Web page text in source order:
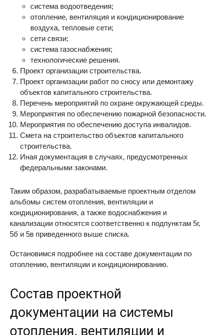
система водоотведения;
отопление, вентиляция и кондиционирование
воздуха, тепловые сети;
сети связи;
система газоснабжения;
технологические решения.
Проект организации строительства.
Проект организации работ по сносу или демонтажу
объектов капитального строительства.
Перечень мероприятий по охране окружающей среды.
Мероприятия по обеспечению пожарной безопасности.
Мероприятия по обеспечению доступа инвалидов.
Смета на строительство объектов капитального
строительства.
Иная документация в случаях, предусмотренных
федеральными законами.
Таким образом, разрабатываемые проектным отделом
альбомы систем отопления, вентиляции и
кондиционирования, а также водоснабжения и
канализации относятся соответственно к подпунктам 5г,
5б и 5в приведенного выше списка.
Остановимся подробнее на составе документации по
отоплению, вентиляции и кондиционированию.
Состав проектной
документации на системы
отопления, вентиляции и